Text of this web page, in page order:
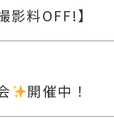
影料OFF!】
開催中！